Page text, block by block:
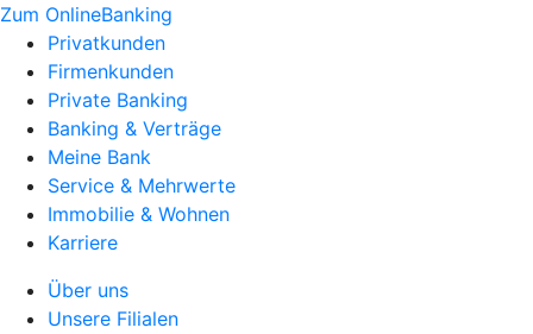
Zum OnlineBanking
Privatkunden
Firmenkunden
Private Banking
Banking & Verträge
Meine Bank
Service & Mehrwerte
Immobilie & Wohnen
Karriere
Über uns
Unsere Filialen